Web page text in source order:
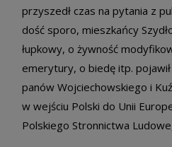
przyszedł czas na pytania z
dość sporo, mieszkańcy
łupkowy, o żywność
emerytury, o biedę itp.
panów Wojciechowskiego i
w wejściu Polski do Unii
Polskiego Stronnictwa